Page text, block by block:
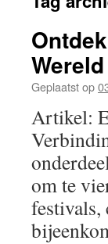
Geplaatst op
Artikel:
om te